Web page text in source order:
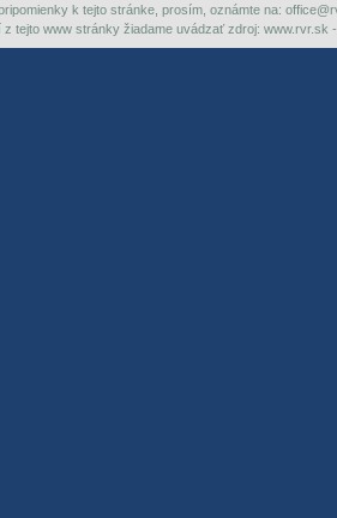
k tejto stránke, prosím, oznámte na:
z tejto www stránky žiadame uvádzať zdroj: www.rvr.sk